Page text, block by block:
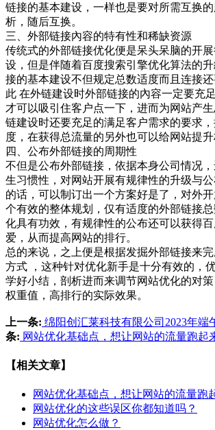
链接的基本建设，一样也是要对所需互换
析，随后互换。
三、外部链接內容的特有性和稀缺资源
传统式的外部链接优化便是呆头呆脑的开
设，但是伴随着百度搜索引擎优化算法的
接的基本建设不但规定总数适度而且连接
此 在外链建设时外部链接的內容一定要充
才可以吸引住客户点一下，进而为网站产
链建设时还要充足的满足客户需求的要求
度，在获得总流量的另外也可以给网站提升
四、公布外部链接的周期性
不但是公布外部链接，依据本身公司情况
生习惯性，对网站开展有规律性的升级与
的话，可以制订出一个方案好是了，对外
个有效的整体规划，仅有适度的外部链接
化具有功效，有规律性的公布还可以获得
爱，从而提高网站的排行。
总的来说，之上便是根据发掘外部链接来
方式 ，这种针对优化新手是十分有效的，
学好小结，剖析进而来调节网站优化的对
权重值，高排行的实际效果。
上一条: 绵阳创汇莱科技有限公司2023年端
条: 网站优化基础点，想让网站的流量跑起
【相关文章】
网站优化基础点，想让网站的流量跑
网站优化的这些误区你都知道吗？
网站优化怎么做？